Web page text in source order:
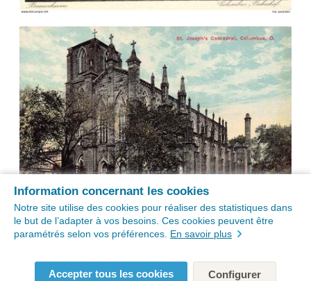
Information concernant les cookies
Notre site utilise des cookies pour réaliser des statistiques dans
le but de l’adapter à vos besoins. Ces cookies peuvent être
paramétrés selon vos préférences. En savoir plus
Accepter tous les cookies Configurer